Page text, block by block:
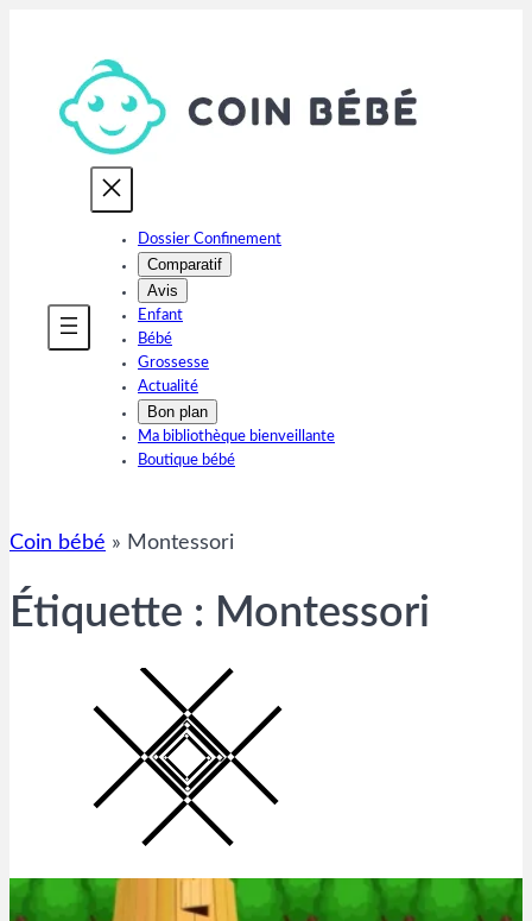
contenu
Dossier Confinement
Comparatif
Avis
Enfant
Bébé
Grossesse
Actualité
Bon plan
Ma bibliothèque bienveillante
Boutique bébé
Coin bébé » Montessori
Étiquette : Montessori